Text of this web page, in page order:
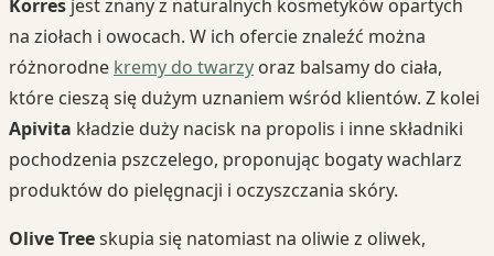
Korres jest znany z naturalnych kosmetyków opartych
na ziołach i owocach. W ich ofercie znaleźć można
różnorodne kremy do twarzy oraz balsamy do ciała,
które cieszą się dużym uznaniem wśród klientów. Z kolei
Apivita kładzie duży nacisk na propolis i inne składniki
pochodzenia pszczelego, proponując bogaty wachlarz
produktów do pielęgnacji i oczyszczania skóry.
Olive Treeskupia się natomiast na oliwie z oliwek,